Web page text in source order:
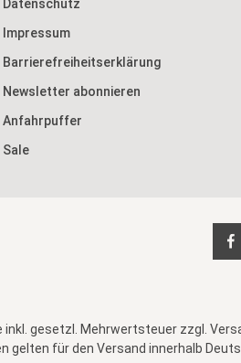
Datenschutz
Impressum
Barrierefreiheitserklärung
Newsletter abonnieren
Anfahrpuffer
Sale
inkl. gesetzl. Mehrwertsteuer zzgl.
gelten für den Versand innerhalb